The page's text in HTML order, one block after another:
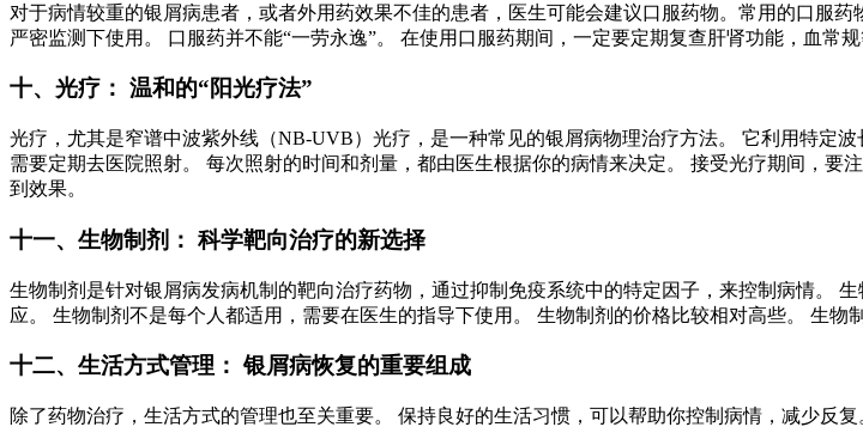
对于病情较重的银屑病患者，或者外用药效果不佳的患者，医生可能会建议口服药物。常用的口服
严密监测下使用。 口服药并不能“一劳永逸”。 在使用口服药期间，一定要定期复查肝肾功能，血常
十、光疗： 温和的“阳光疗法”
光疗，尤其是窄谱中波紫外线（NB-UVB）光疗，是一种常见的银屑病物理治疗方法。 它利用特定
需要定期去医院照射。 每次照射的时间和剂量，都由医生根据你的病情来决定。 接受光疗期间，
到效果。
十一、生物制剂： 科学靶向治疗的新选择
生物制剂是针对银屑病发病机制的靶向治疗药物，通过抑制免疫系统中的特定因子，来控制病情。
应。 生物制剂不是每个人都适用，需要在医生的指导下使用。 生物制剂的价格比较相对高些。 生物
十二、生活方式管理： 银屑病恢复的重要组成
除了药物治疗，生活方式的管理也至关重要。 保持良好的生活习惯，可以帮助你控制病情，减少反